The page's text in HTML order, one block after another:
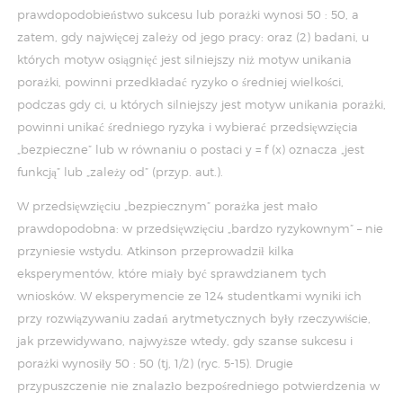
prawdopodobieństwo sukcesu lub porażki wynosi 50 : 50, a
zatem, gdy najwięcej zależy od jego pracy: oraz (2) badani, u
których motyw osiągnięć jest silniejszy niż motyw unikania
porażki, powinni przedkładać ryzyko o średniej wielkości,
podczas gdy ci, u których silniejszy jest motyw unikania porażki,
powinni unikać średniego ryzyka i wybierać przedsięwzięcia
„bezpieczne” lub w równaniu o postaci y = f (x) oznacza „jest
funkcją” lub „zależy od” (przyp. aut.).
W przedsięwzięciu „bezpiecznym” porażka jest mało
prawdopodobna: w przedsięwzięciu „bardzo ryzykownym” – nie
przyniesie wstydu. Atkinson przeprowadził kilka
eksperymentów, które miały być sprawdzianem tych
wniosków. W eksperymencie ze 124 studentkami wyniki ich
przy rozwiązywaniu zadań arytmetycznych były rzeczywiście,
jak przewidywano, najwyższe wtedy, gdy szanse sukcesu i
porażki wynosiły 50 : 50 (tj, 1/2) (ryc. 5-15). Drugie
przypuszczenie nie znalazło bezpośredniego potwierdzenia w